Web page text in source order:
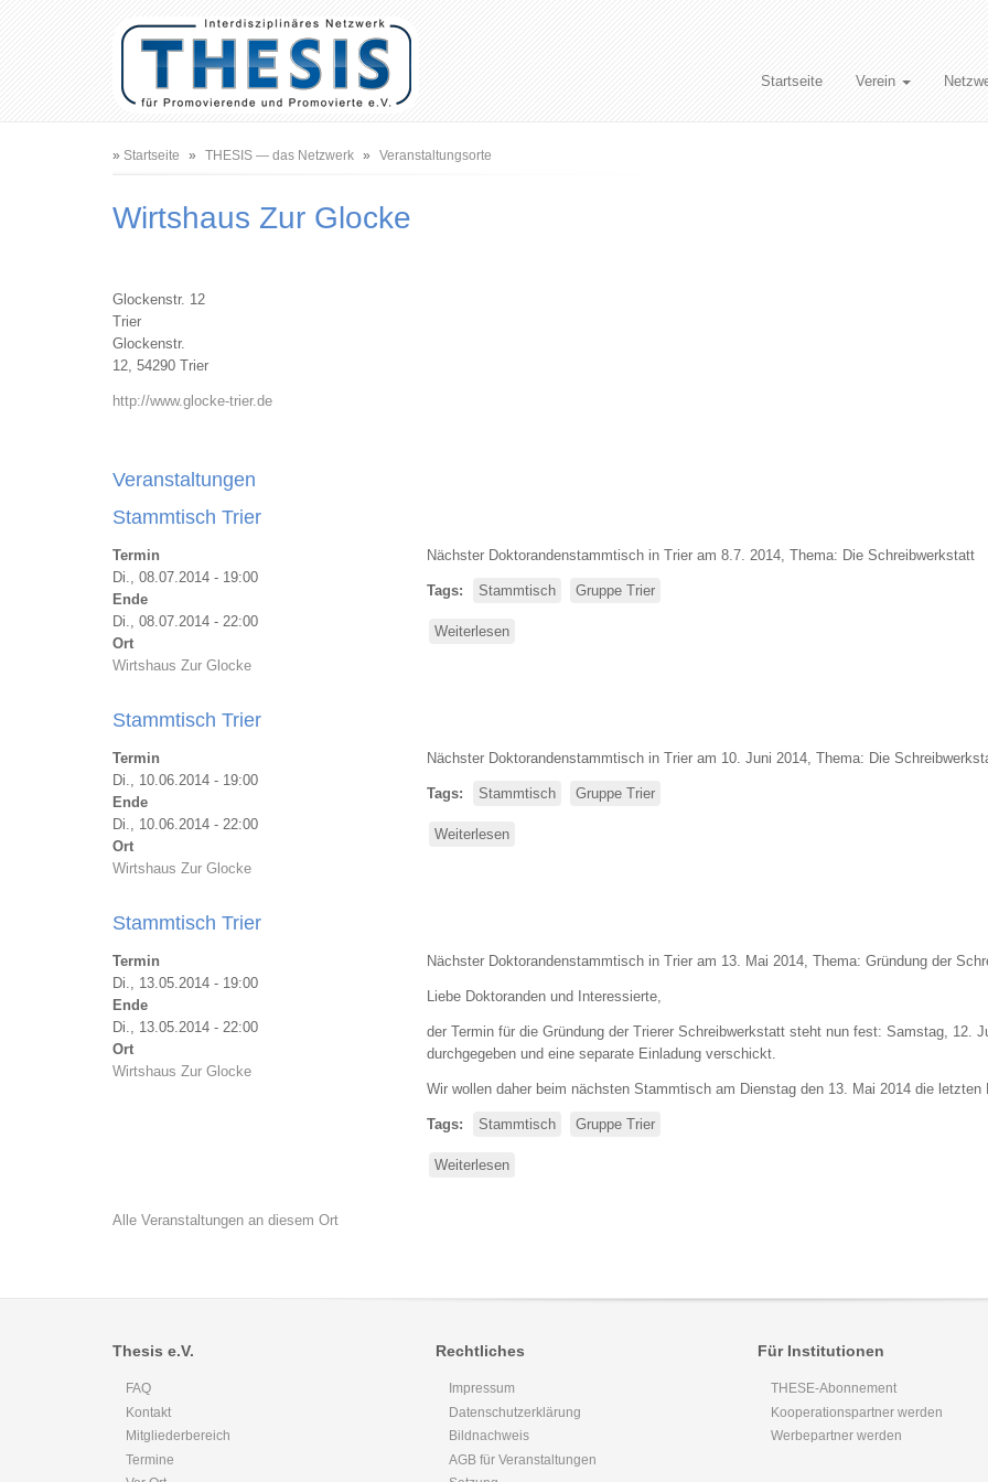
Benutzermenü
Hauptnavigation
Startseite Verein
Pfadnavigation
Startseite THESIS — das Netzwerk Veranstaltungsorte
Wirtshaus Zur Glocke
Glockenstr. 12
Trier
Glockenstr.
12, 54290 Trier
http://www.glocke-trier.de
Veranstaltungen
Stammtisch Trier
Termin
Di., 08.07.2014 - 19:00
Ende
Di., 08.07.2014 - 22:00
Ort
Wirtshaus Zur Glocke
Nächster Doktorandenstammtisch in Trier am 8.7. 2014, Thema: Die Schreibwerkstatt
Tags Stammtisch Gruppe Trier
Weiterlesen
Stammtisch Trier
Termin
Di., 10.06.2014 - 19:00
Ende
Di., 10.06.2014 - 22:00
Ort
Wirtshaus Zur Glocke
Nächster Doktorandenstammtisch in Trier am 10. Juni 2014, Thema: Die
Tags Stammtisch Gruppe Trier
Weiterlesen
Stammtisch Trier
Termin
Di., 13.05.2014 - 19:00
Ende
Di., 13.05.2014 - 22:00
Ort
Wirtshaus Zur Glocke
Nächster Doktorandenstammtisch in Trier am 13. Mai 2014, Thema: Gründung der
Liebe Doktoranden und Interessierte,
der Termin für die Gründung der Trierer Schreibwerkstatt steht nun fest: Samstag, 12.
durchgegeben und eine separate Einladung verschickt.
Wir wollen daher beim nächsten Stammtisch am Dienstag den 13. Mai 2014 die
Tags Stammtisch Gruppe Trier
Weiterlesen
Alle Veranstaltungen an diesem Ort
Thesis e.V.
FAQ
Kontakt
Mitgliederbereich
Termine
Rechtliches
Impressum
Datenschutzerklärung
Bildnachweis
AGB für Veranstaltungen
Für Institutionen
THESE-Abonnement
Kooperationspartner werden
Werbepartner werden